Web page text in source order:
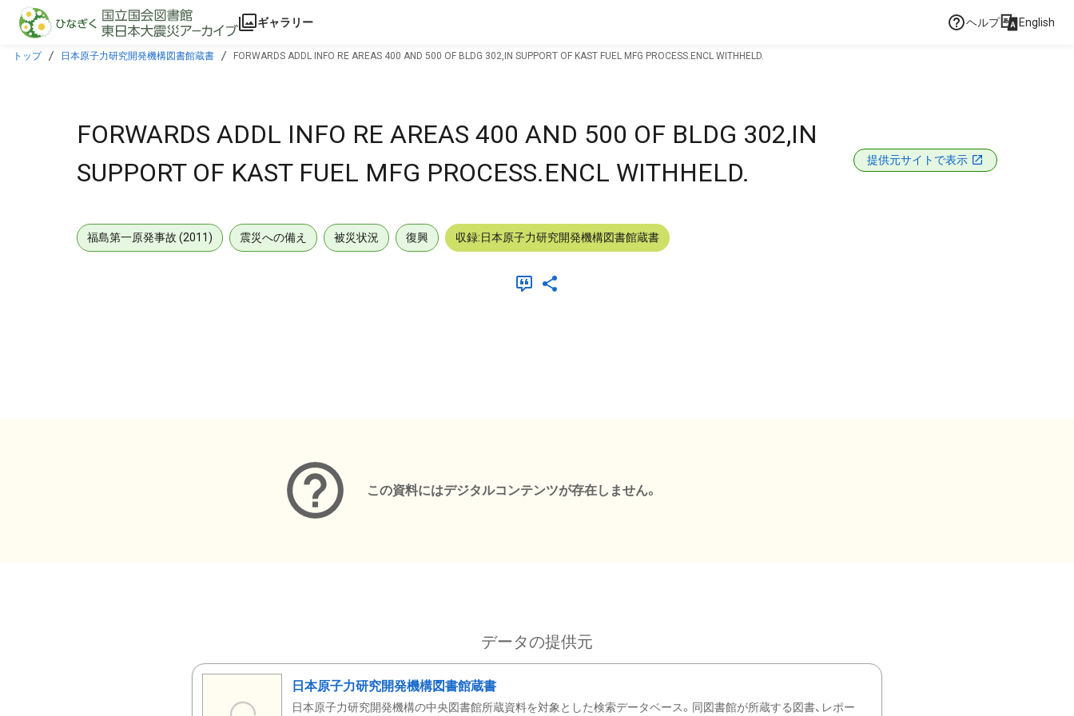
本文に飛ぶ
ギャラリー ヘルプ English
トップ 日本原子力研究開発機構図書館蔵書 FORWARDS ADDL INFO RE AREAS 400 AND 500 OF BLDG 302,IN SUPPORT OF KAST FUEL MFG PROCESS.ENCL WITHHELD.
FORWARDS ADDL INFO RE AREAS 400 AND 500 OF BLDG 302,IN
SUPPORT OF KAST FUEL MFG PROCESS.ENCL WITHHELD.
提供元サイトで表示
福島第一原発事故 (2011) 震災への備え 被災状況 復興 収録:日本原子力研究開発機構図書館蔵書
この資料にはデジタルコンテンツが存在しません。
データの提供元
日本原子力研究開発機構図書館蔵書
日本原子力研究開発機構の中央図書館所蔵資料を対象とした検索データベース。同図書館が所蔵する図書、レポー